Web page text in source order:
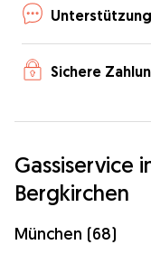
Sichere
Gassiservice
Bergkirchen
München (68)